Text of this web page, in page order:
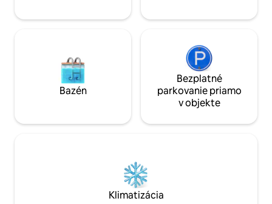
Bazén
Bezplatné
parkovanie priamo
v objekte
Klimatizácia